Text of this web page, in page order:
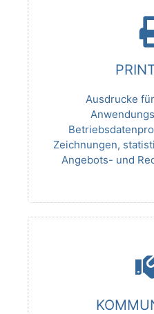
Ausdrucke
Zeichnungen,
Angebots- und